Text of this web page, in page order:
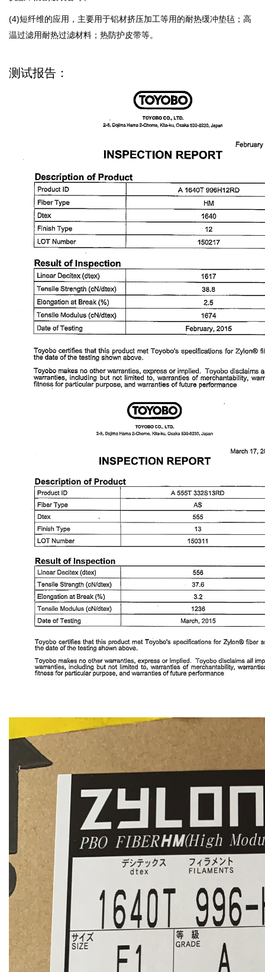
(4)短纤维的应用，主要用于铝材挤压加工等用的耐热缓冲垫毡；高
温过滤用耐热过滤材料；热防护皮带等。
测试报告：